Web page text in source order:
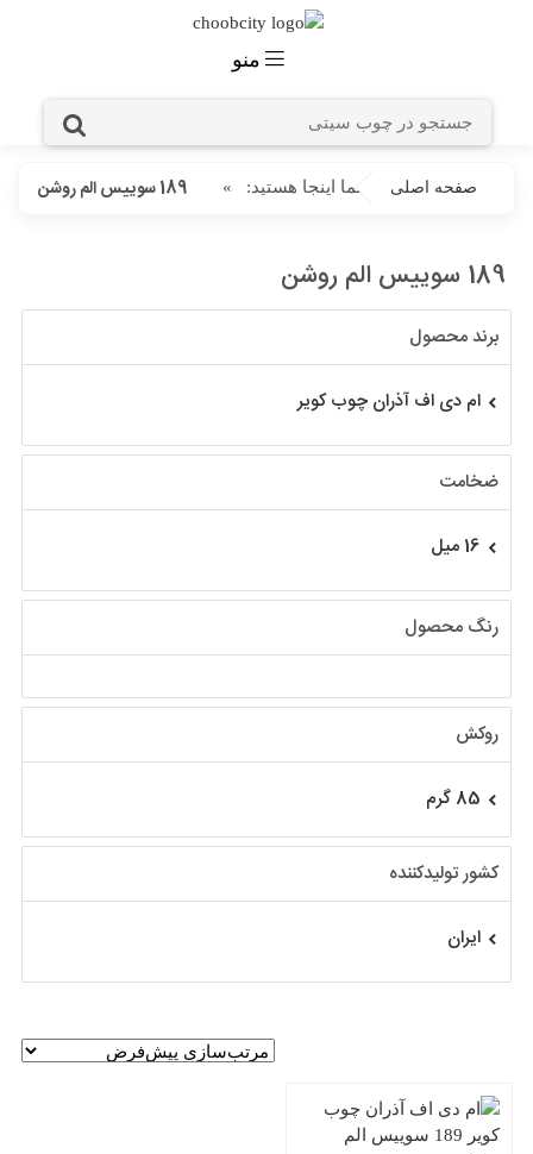
منو
شما اینجا هستید: صفحه اصلی » 189 سوییس الم روشن
189 سوییس الم روشن
برند محصول
ام دی اف آذران چوب کویر
ضخامت
16 میل
رنگ محصول
روکش
85 گرم
کشور تولیدکننده
ایران